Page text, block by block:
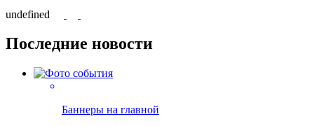
undefined
Последние новости
Баннеры на главной